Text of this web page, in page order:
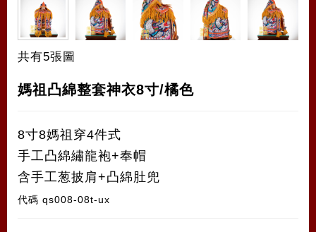
共有5張圖
媽祖凸綿整套神衣8寸/橘色
8寸8媽祖穿4件式
手工凸綿繡龍袍+奉帽
含手工葱披肩+凸綿肚兜
代碼 qs008-08t-ux